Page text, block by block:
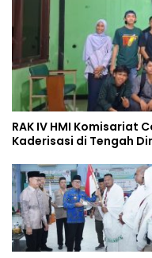
RAK IV HMI Komisariat
Kaderisasi di Tengah